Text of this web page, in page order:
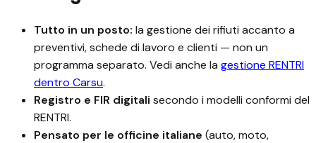
Tutto in un posto: la gestione dei rifiuti accanto a
preventivi, schede di lavoro e clienti — non un
programma separato. Vedi anche la gestione RENTRI
dentro Carsu.
Registro e FIR digitali secondo i modelli conformi del
RENTRI.
Pensato per le officine italiane (auto, moto,